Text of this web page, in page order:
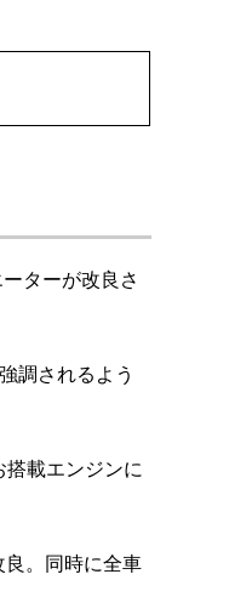
ターが改良さ
調されるよう
載エンジンに
。同時に全車